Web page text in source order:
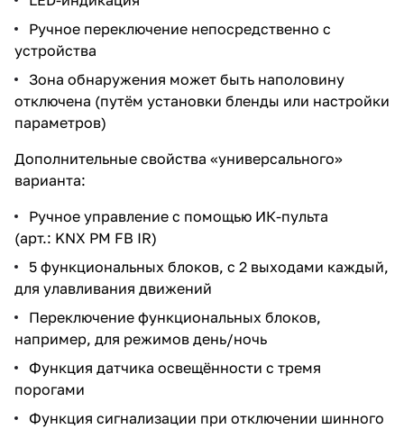
Ручное переключение непосредственно с
устройства
Зона обнаружения может быть наполовину
отключена (путём установки бленды или настройки
параметров)
Дополнительные свойства «универсального»
варианта:
Ручное управление с помощью ИК-пульта
(арт.: KNX PM FB IR)
5 функциональных блоков, с 2 выходами каждый,
для улавливания движений
Переключение функциональных блоков,
например, для режимов день/ночь
Функция датчика освещённости с тремя
порогами
Функция сигнализации при отключении шинного